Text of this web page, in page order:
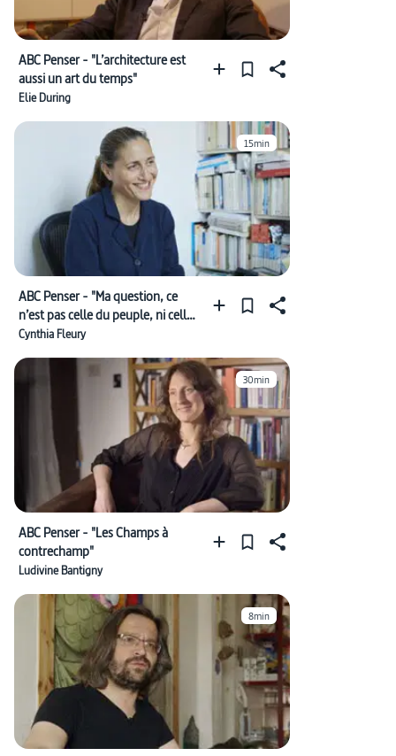
ABC Penser - "L’architecture est
aussi un art du temps"
Elie During
15min
ABC Penser - "Ma question, ce
n’est pas celle du peuple, ni celle
du pouvoir"
Cynthia Fleury
30min
ABC Penser - "Les Champs à
contrechamp"
Ludivine Bantigny
8min